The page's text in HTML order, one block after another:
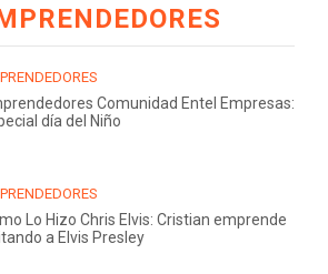
Comunidad Entel Empresas:
día del Niño
Lo Hizo Chris Elvis: Cristian emprende
a Elvis Presley